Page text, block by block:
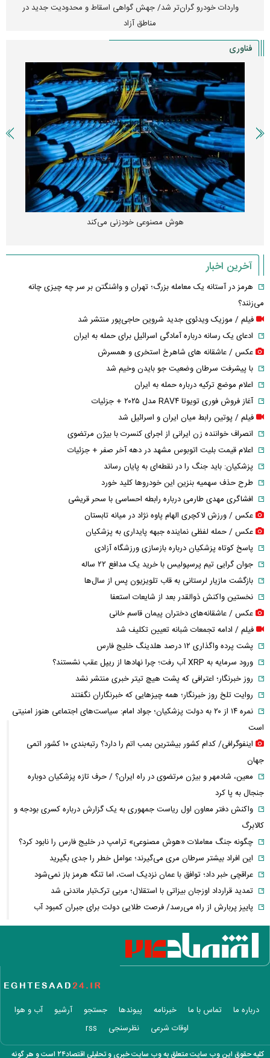
واردات خودرو گران‌تر شد/ جهش گواهی اسقاط و محدودیت جدید در
مناطق آزاد
فناوری
هوش مصنوعی خودزنی می‌کند
آخرین اخبار
هرمز در آستانه یک معامله بزرگ؛ تهران و واشنگتن بر سر چه چیزی چانه
می‌زنند؟
فیلم / موزیک ویدئوی جدید شروین حاجی‌پور منتشر شد
ادعای یک رسانه درباره آمادگی اسرائیل برای حمله به ایران
عکس / عاشقانه های شاهرخ استخری و همسرش
با پیشرفت سرطان وضعیت جو بایدن وخیم شد
اعلام موضع ترکیه درباره حمله به ایران
آغاز فروش فوری تویوتا RAV۴ مدل ۲۰۲۵ + جزئیات
فیلم / پوتین رابط میان ایران و اسرائیل شد
انصراف خواننده زن ایرانی از اجرای کنسرت با بیژن مرتضوی
اعلام قیمت بلیت اتوبوس مشهد در دهه آخر صفر + جزئیات
پزشکیان: باید جنگ را در نقطه‌ای به پایان رساند
طرح حذف سهمیه بنزین این خودرو‌ها کلید خورد
افشاگری مهدی طارمی درباره رابطه احساسی با سحر قریشی
عکس / ورزش لاکچری الهام پاوه نژاد در میانه تابستان
عکس / حمله لفظی نماینده جبهه پایداری به پزشکیان
پاسخ کوتاه پزشکیان درباره بازسازی ورزشگاه آزادی
جوان گرایی تیم پرسپولیس با خرید یک مدافع ۲۲ ساله
بازگشت مازیار لرستانی به قاب تلویزیون پس از سال‌ها
نخستین واکنش ذوالقدر بعد از شایعات استعفا
عکس / عاشقانه‌های دختران پیمان قاسم خانی
فیلم / ادامه تجمعات شبانه تعیین تکلیف شد
پشت پرده واگذاری ۱۲ درصد هلدینگ خلیج فارس
ورود سرمایه به XRP آب رفت؛ چرا نهادها از ریپل عقب نشستند؟
روز خبرنگار؛ اعترافی که پشت هیچ تیتر خبری منتشر نشد
روایت تلخ روز خبرنگار؛ همه چیزهایی که خبرنگاران نگفتند
نمره ۱۴ از ۲۰ به دولت پزشکیان؛ جواد امام: سیاست‌های اجتماعی هنوز امنیتی
است
اینفوگرافی/ کدام کشور بیشترین بمب اتم را دارد؟ رتبه‌بندی ۱۰ کشور اتمی
جهان
معین، شادمهر و بیژن مرتضوی در راه ایران؟ / حرف تازه پزشکیان دوباره
جنجال به پا کرد
واکنش دفتر معاون اول ریاست جمهوری به یک گزارش درباره کسری بودجه و
کالابرگ
چگونه جنگ معاملات «هوش مصنوعی» ترامپ در خلیج فارس را نابود کرد؟
این افراد بیشتر سرطان مری می‌گیرند؛ عوامل خطر را جدی بگیرید
عراقچی خبر داد؛ توافق با عمان نزدیک است، اما تنگه هرمز باز نمی‌شود
تمدید قرارداد اوزجان بیزاتی با استقلال؛ مربی ترک‌تبار ماندنی شد
پاییز پربارش از راه می‌رسد/ فرصت طلایی دولت برای جبران کمبود آب
اسامی خریدهای جدید پرسپولیس لو رفت
هوش مصنوعی خودزنی می‌کند
بازنشستگان کشوری بخوانند؛ آخرین مهلت ثبت‌نام بیمه تکمیلی اعلام شد
شوک تازه به اقتصاد آمریکا / بازار کار آمریکا غافلگیر شد
لیونل مسی عزادار شد + عکس
بحران گاز جدی شد؛ صنعت گاز برای حل ناترازی سراغ دانش‌بنیان‌ها رفت
درباره ما تماس با ما خبرنامه پیوندها جستجو آرشیو
آب و هوا
اوقات شرعی
نظرسنجی rss
کلیه حقوق این وب سایت متعلق به وب سایت خبری و تحلیلی اقتصاد۲۴ است و هر گونه